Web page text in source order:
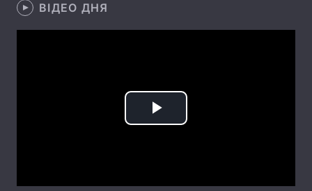
Відео з Youtube
ВІДЕО ДНЯ
Play